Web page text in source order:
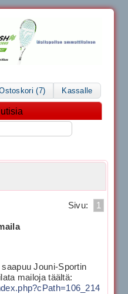
(7) Kassalle
Sivu: 1
Jouni-Sportin
mailoja täältä: